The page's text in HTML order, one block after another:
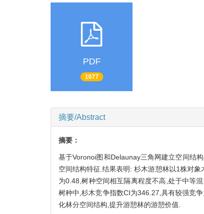
PDF
1077
摘要/Abstract
摘要：
基于Voronoi图和Delaunay三角网建立空间结
空间结构特征.结果表明: 杉木游憩林以1株对
为0.48,树种空间相互隔离程度不高,处于中等
树种中,杉木竞争指数CI为346.27,具有较强竞
化林分空间结构,提升游憩林的游憩价值.